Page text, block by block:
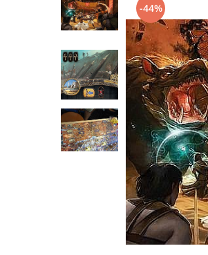
Extensii card games
Jocuri pentru toata familia
Party Games (jocuri de petrecere)
Jocuri pentru copii
Smart Games
Puzzle-uri logice
Jocuri cu miniaturi
Miniaturi Arkham Horror
Accesorii pentru boardgames
-44%